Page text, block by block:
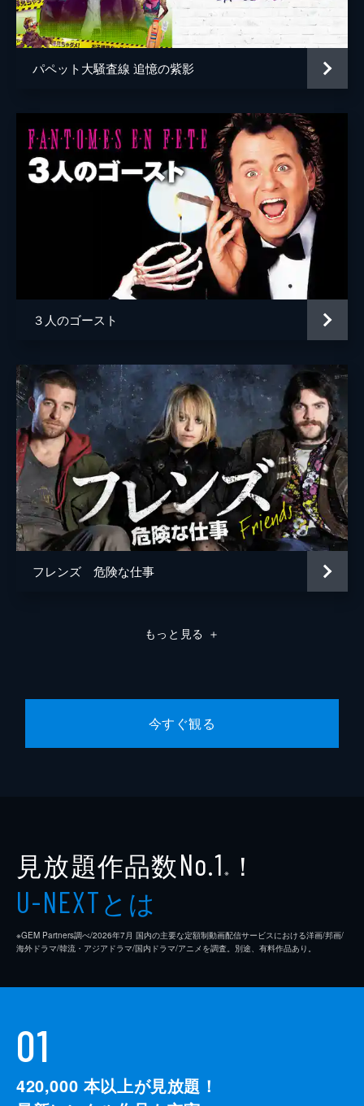
パペット大騒査線 追憶の紫影
３人のゴースト
フレンズ 危険な仕事
もっと見る ＋
今すぐ観る
見放題作品数No.1 ※ ！
U-NEXTとは
※GEM Partners調べ/2026年7⽉ 国内の主要な定額制動画配信サービスにおける洋画/邦画/
海外ドラマ/韓流・アジアドラマ/国内ドラマ/アニメを調査。別途、有料作品あり。
01
420,000 本以上が見放題！